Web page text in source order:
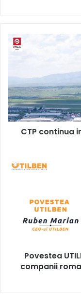
CTP
continua
procesul
de
crestere
in
Sibiu
CTP continua
Povestea
UTILBEN
cresterii
companii
milioane
Povestea
companii